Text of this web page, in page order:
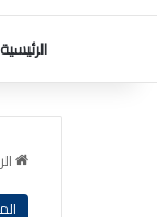
الرئيسية